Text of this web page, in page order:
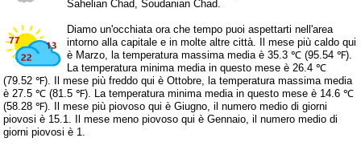
Sahelian Chad, Soudanian Chad.
Diamo un'occhiata ora che tempo puoi aspettarti nell'area
intorno alla capitale e in molte altre città. Il mese più caldo qui
è Marzo, la temperatura massima media è 35.3 ℃ (95.54 ℉).
La temperatura minima media in questo mese è 26.4 ℃
(79.52 ℉). Il mese più freddo qui è Ottobre, la temperatura massima media
è 27.5 ℃ (81.5 ℉). La temperatura minima media in questo mese è 14.6 ℃
(58.28 ℉). Il mese più piovoso qui è Giugno, il numero medio di giorni
piovosi è 15.1. Il mese meno piovoso qui è Gennaio, il numero medio di
giorni piovosi è 1.